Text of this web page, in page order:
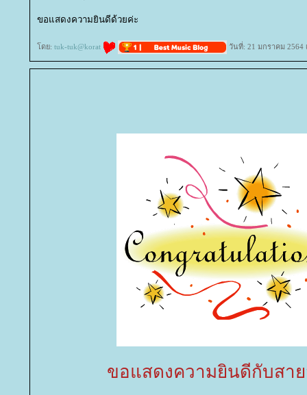
ขอแสดงความยินดีด้วยค่ะ
ดย: tuk-tuk@korat วันที่: 21 มกราคม 2564
ขอแสดงความยินดีกับสา